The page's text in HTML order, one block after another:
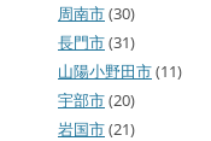
周南市(30)
長門市(31)
山陽小野田市(11)
宇部市(20)
岩国市(21)